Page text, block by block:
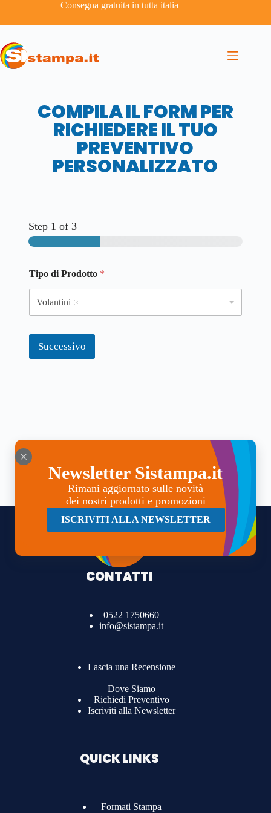
Newsletter Sistampa.it
Rimani aggiornato sulle novità
dei nostri prodotti e promozioni
ISCRIVITI ALLA NEWSLETTER
Consegna gratuita in tutta italia
COMPILA IL FORM PER
RICHIEDERE IL TUO
PREVENTIVO
PERSONALIZZATO
Step 1 of 3
Tipo di Prodotto *
Volantini
Successivo
CONTATTI
0522 1750660
info@sistampa.it
Lascia una Recensione
Dove Siamo
Richiedi Preventivo
Iscriviti alla Newsletter
QUICK LINKS
Formati Stampa